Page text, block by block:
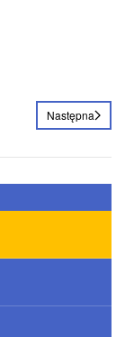
Następna